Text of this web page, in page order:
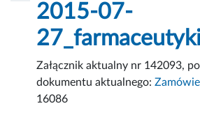
2015-07-
Załącznik aktualny nr 142093,
dokumentu aktualnego:
16086